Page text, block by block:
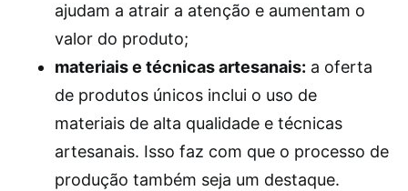
ajudam a atrair a atenção e aumentam o
valor do produto;
materiais e técnicas artesanais: a oferta
de produtos únicos inclui o uso de
materiais de alta qualidade e técnicas
artesanais. Isso faz com que o processo de
produção também seja um destaque.